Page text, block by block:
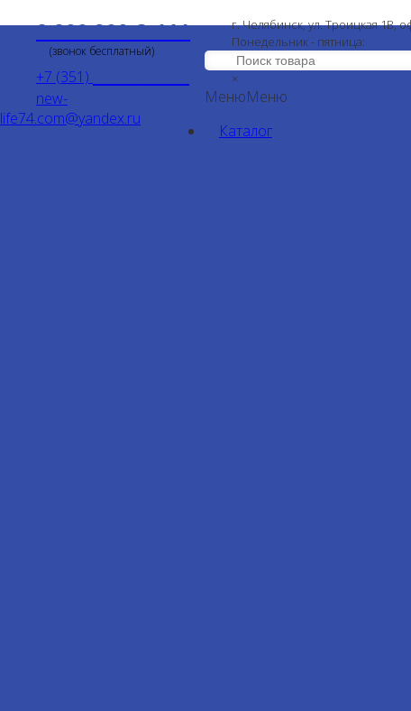
8 800 200-3-111
(звонок бесплатный)
+7 (351)
new-
life74.com@yandex.ru
г. Челябинск, ул. Троицкая 1В,
Понедельник - пятница:
×
МенюМеню
Каталог